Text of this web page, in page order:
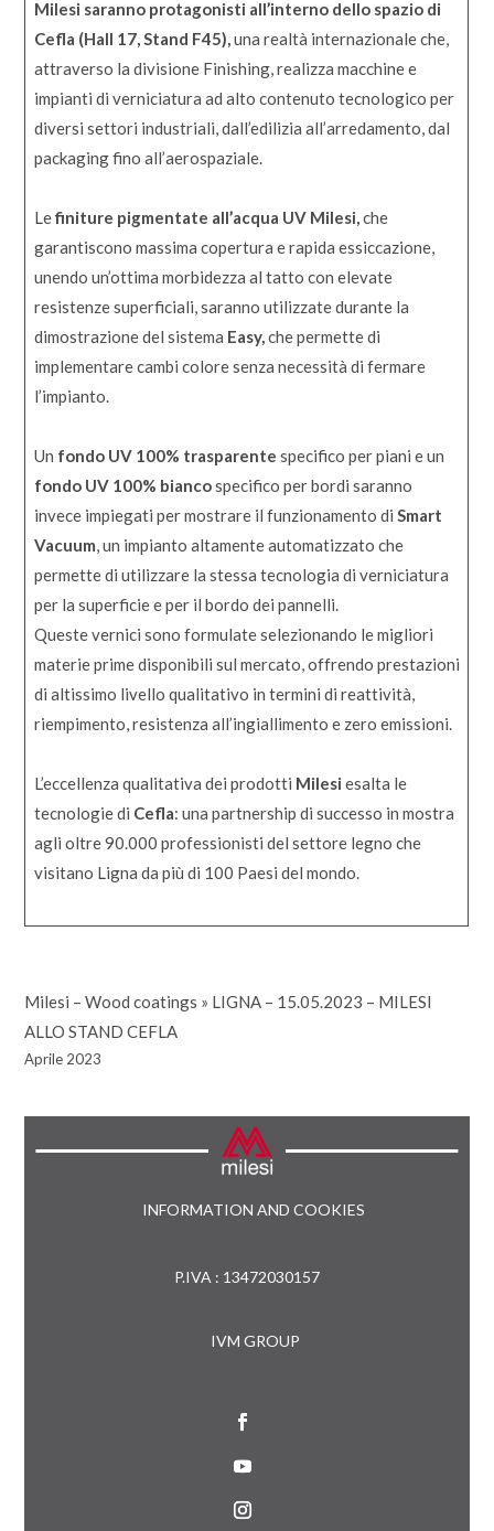
Milesi saranno protagonisti all’interno dello spazio di
Cefla (Hall 17, Stand F45),una realtà internazionale che,
attraverso la divisione Finishing, realizza macchine e
impianti di verniciatura ad alto contenuto tecnologico per
diversi settori industriali, dall’edilizia all’arredamento, dal
packaging fino all’aerospaziale.
Lefiniture pigmentate all’acqua UV Milesi,che
garantiscono massima copertura e rapida essiccazione,
unendo un’ottima morbidezza al tatto con elevate
resistenze superficiali,saranno utilizzate durante la
dimostrazione del sistema Easy,che permette di
implementare cambi colore senza necessità di fermare
l’impianto.
Un fondo UV 100% trasparente specifico per piani e un
fondo UV 100% biancospecifico per bordi saranno
invece impiegati per mostrare il funzionamento di Smart
Vacuum, un impianto altamente automatizzato che
permette di utilizzare la stessa tecnologia di verniciatura
per la superficie e per il bordo dei pannelli.
Queste vernici sono formulate selezionando le migliori
materie prime disponibili sul mercato, offrendo prestazioni
di altissimo livello qualitativo in termini di reattività,
riempimento, resistenza all’ingiallimento e zero emissioni.
L’eccellenza qualitativa dei prodotti Milesi esalta le
tecnologie di Cefla: una partnership di successo in mostra
agli oltre 90.000 professionisti del settore legno che
visitano Ligna da più di 100 Paesi del mondo.
Milesi – Wood coatings » LIGNA – 15.05.2023 – MILESI
ALLO STAND CEFLA
Aprile 2023
INFORMATION AND COOKIES
P.IVA : 13472030157
IVM GROUP